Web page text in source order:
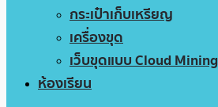
กระเป๋าเก็บเหรียญ
เครื่องขุด
เว็บขุดแบบ Cloud Mining
ห้องเรียน